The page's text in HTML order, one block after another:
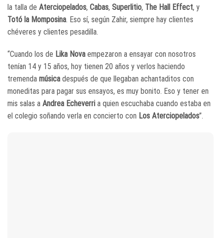
la talla de Aterciopelados, Cabas, Superlitio, The Hall Effect, y
Totó la Momposina. Eso sí, según Zahir, siempre hay clientes
chéveres y clientes pesadilla.
“Cuando los de Lika Nova empezaron a ensayar con nosotros
tenían 14 y 15 años, hoy tienen 20 años y verlos haciendo
tremenda música después de que llegaban achantaditos con
moneditas para pagar sus ensayos, es muy bonito. Eso y tener en
mis salas a Andrea Echeverri a quien escuchaba cuando estaba en
el colegio soñando verla en concierto con Los Aterciopelados”.